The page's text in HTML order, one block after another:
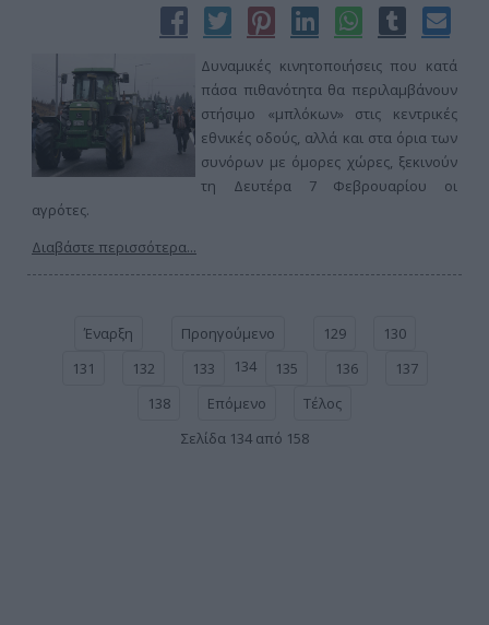
Δυναμικές κινητοποιήσεις που κατά
πάσα πιθανότητα θα περιλαμβάνουν
στήσιμο «μπλόκων» στις κεντρικές
εθνικές οδούς, αλλά και στα όρια των
συνόρων με όμορες χώρες, ξεκινούν
τη Δευτέρα 7 Φεβρουαρίου οι
αγρότες.
Διαβάστε περισσότερα...
Έναρξη Προηγούμενο 129
130
131
132 133 134 135 136
137
138
Επόμενο
Τέλος
Σελίδα 134 από 158